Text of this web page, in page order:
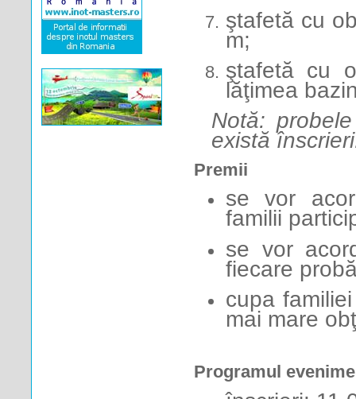
ştafetă cu
m;
ştafetă cu
lăţimea
Notă:
există
Premii
se vor
familii
se vor
fiecare
cupa
mai mare
Programul